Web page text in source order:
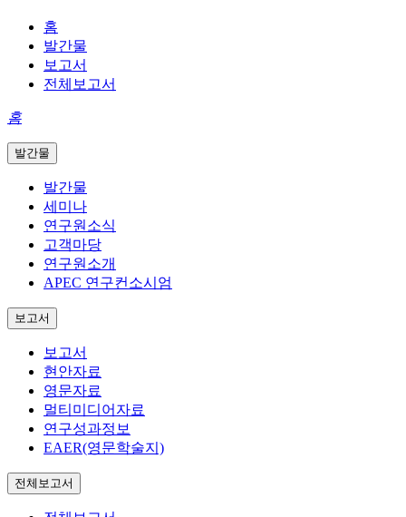
홈
발간물
보고서
전체보고서
홈
발간물
발간물
세미나
연구원소식
고객마당
연구원소개
APEC 연구컨소시엄
보고서
보고서
현안자료
영문자료
멀티미디어자료
연구성과정보
EAER(영문학술지)
전체보고서